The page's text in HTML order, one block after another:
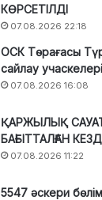
КӨРСЕТІЛДІ
07.08.2026 22:18
ОСК Төрағасы
сайлау
07.08.2026 16:08
ҚАРЖЫЛЫҚ
БАҒЫТТАЛҒАН
07.08.2026 11:22
5547 әскери